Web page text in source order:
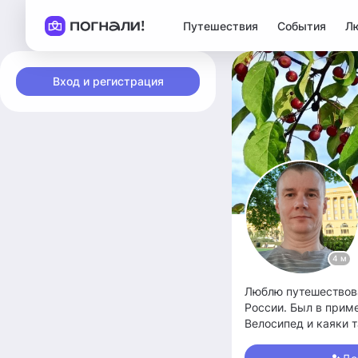
Путешествия События
Вход и регистрация
4 м
Люблю
России. Был в
Велосипед и каяки